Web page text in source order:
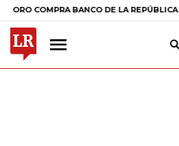
COMPRA BANCO DE LA REPÚBLICA $